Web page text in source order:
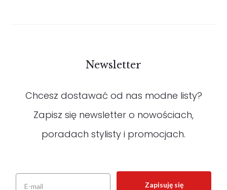
Newsletter
Chcesz dostawać od nas modne listy?
Zapisz się newsletter o nowościach,
poradach stylisty i promocjach.
Zapisuję się